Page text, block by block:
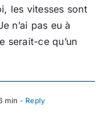
les vitesses sont
n’ai pas eu à
serait-ce qu’un
min - Reply